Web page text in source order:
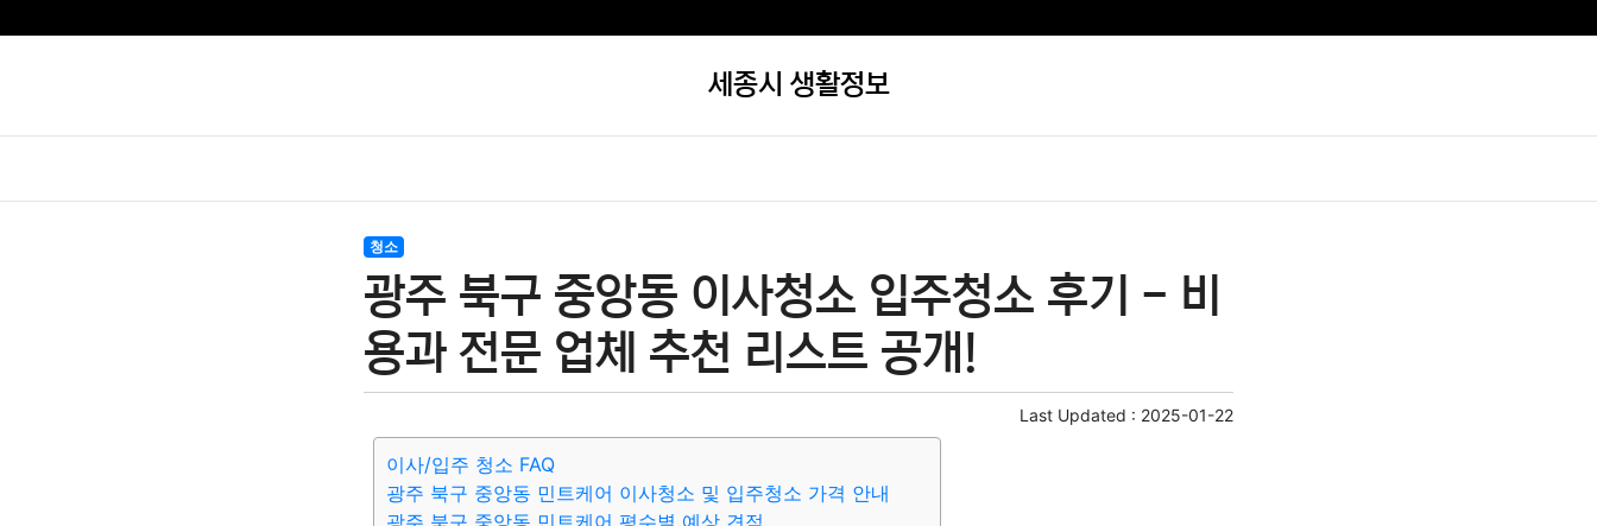
세종시 생활정보
청소
광주 북구 중앙동 이사청소 입주청소 후기 - 비
용과 전문 업체 추천 리스트 공개!
Last Updated : 2025-01-22
이사/입주 청소 FAQ
광주 북구 중앙동 민트케어 이사청소 및 입주청소 가격 안내
광주 북구 중앙동 민트케어 평수별 예상 견적